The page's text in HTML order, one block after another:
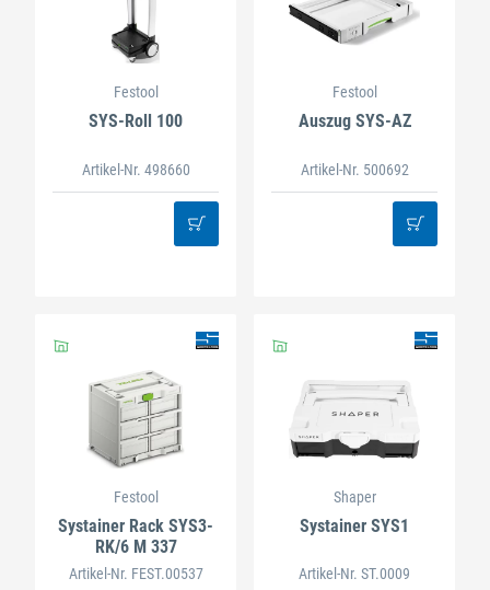
Festool
SYS-Roll 100
Artikel-Nr. 498660
Festool
Auszug SYS-AZ
Artikel-Nr. 500692
Festool
Systainer Rack SYS3-
RK/6 M 337
Artikel-Nr. FEST.00537
Shaper
Systainer SYS1
Artikel-Nr. ST.0009